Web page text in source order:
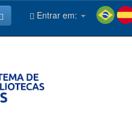
Entrar em: